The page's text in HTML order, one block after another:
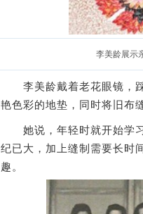
李美龄展示
李美龄戴着老花眼镜，踩
艳色彩的地垫，同时将旧布
她说，年轻时就开始学习
纪已大，加上缝制需要长时
趣。